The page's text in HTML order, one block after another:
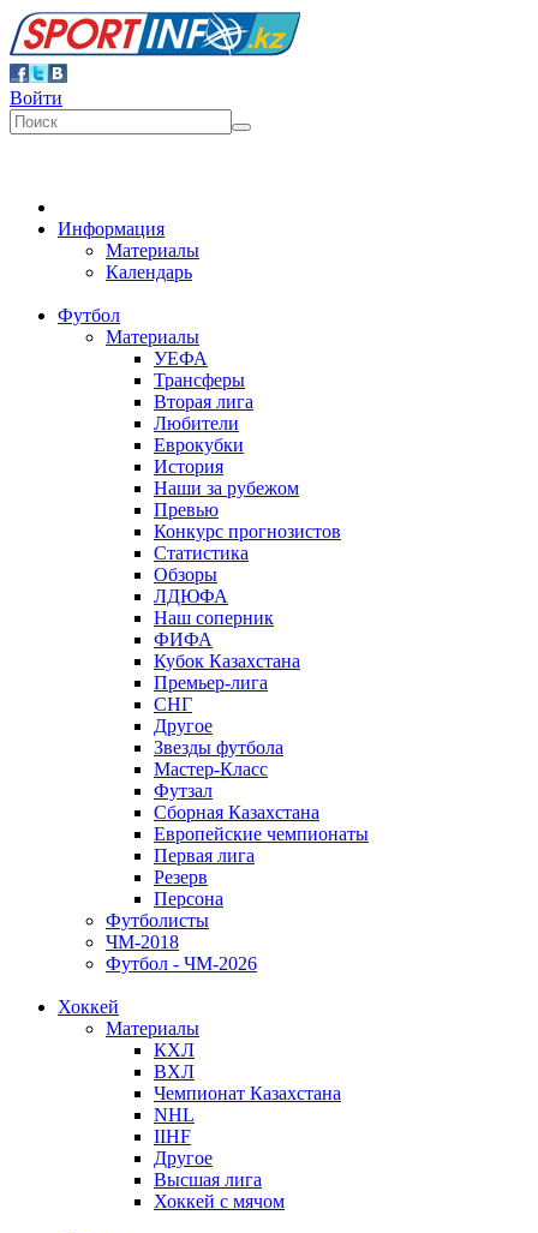
Войти
Информация
Материалы
Календарь
Футбол
Материалы
УЕФА
Трансферы
Вторая лига
Любители
Еврокубки
История
Наши за рубежом
Превью
Конкурс прогнозистов
Статистика
Обзоры
ЛДЮФА
Наш соперник
ФИФА
Кубок Казахстана
Премьер-лига
СНГ
Другое
Звезды футбола
Мастер-Класс
Футзал
Сборная Казахстана
Европейские чемпионаты
Первая лига
Резерв
Персона
Футболисты
ЧМ-2018
Футбол - ЧМ-2026
Хоккей
Материалы
КХЛ
ВХЛ
Чемпионат Казахстана
NHL
IIHF
Другое
Высшая лига
Хоккей с мячом